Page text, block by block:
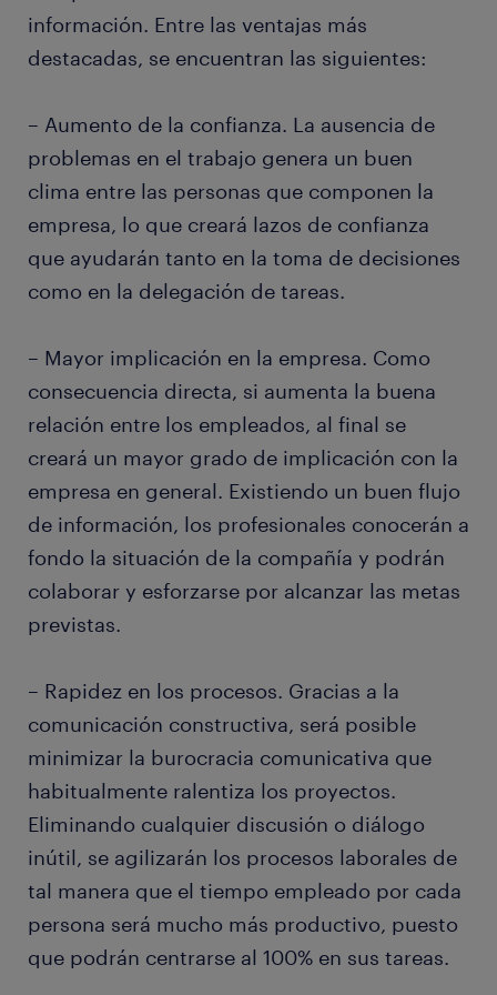
información. Entre las ventajas más
destacadas, se encuentran las siguientes:
– Aumento de la confianza. La ausencia de
problemas en el trabajo genera un buen
clima entre las personas que componen la
empresa, lo que creará lazos de confianza
que ayudarán tanto en la toma de decisiones
como en la delegación de tareas.
– Mayor implicación en la empresa. Como
consecuencia directa, si aumenta la buena
relación entre los empleados, al final se
creará un mayor grado de implicación con la
empresa en general. Existiendo un buen flujo
de información, los profesionales conocerán a
fondo la situación de la compañía y podrán
colaborar y esforzarse por alcanzar las metas
previstas.
– Rapidez en los procesos. Gracias a la
comunicación constructiva, será posible
minimizar la burocracia comunicativa que
habitualmente ralentiza los proyectos.
Eliminando cualquier discusión o diálogo
inútil, se agilizarán los procesos laborales de
tal manera que el tiempo empleado por cada
persona será mucho más productivo, puesto
que podrán centrarse al 100% en sus tareas.